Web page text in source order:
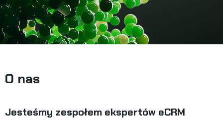
O nas
Jesteśmy zespołem ekspertów eCRM